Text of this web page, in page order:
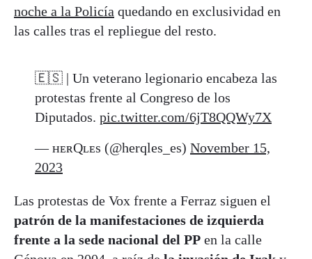
noche a la Policía quedando en exclusividad en
las calles tras el repliegue del resto.
🇪🇸 | Un veterano legionario encabeza las
protestas frente al Congreso de los
Diputados. pic.twitter.com/6jT8QQWy7X
— ʜᴇʀQʟᴇs (@herqles_es) November 15,
2023
Las protestas de Vox frente a Ferraz siguen el
patrón de la manifestaciones de izquierda
frente a la sede nacional del PP en la calle